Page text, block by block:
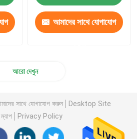
আমাদের সাথে যোগাযোগ
আরো দেখুন
সাথে যোগাযোগ করুন
Desktop Site
Privacy Policy